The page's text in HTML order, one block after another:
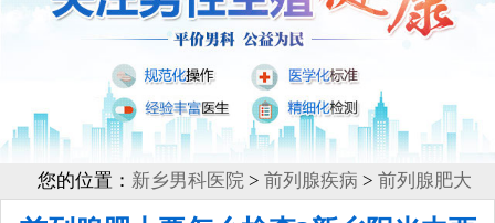
您的位置： 新乡男科医院> 前列腺疾病 > 前列腺肥大